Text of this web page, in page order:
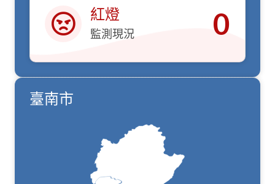
紅燈
紅燈
監測現況 0
臺南市